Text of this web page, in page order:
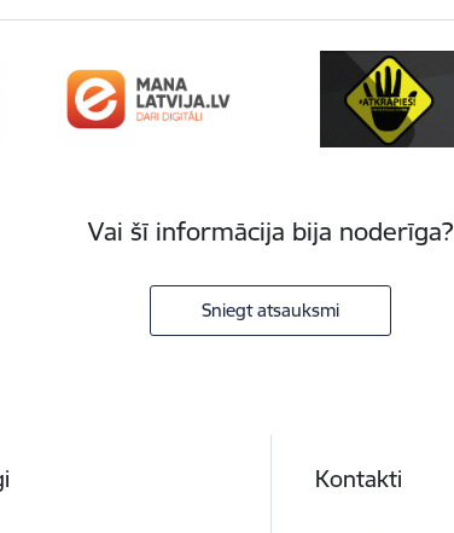
Vai šī informācija bija noderīga?
Sniegt atsauksmi
Kontakti